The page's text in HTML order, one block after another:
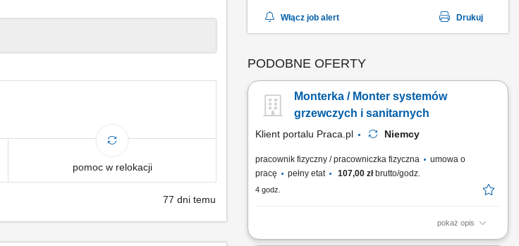
pomoc w relokacji
77 dni temu
Włącz job alert Drukuj
PODOBNE OFERTY
Monterka / Monter systemów
grzewczych i sanitarnych
Klient portalu Praca.pl Niemcy
pracownik fizyczny / pracowniczka fizyczna
umowa o
pracę
pełny etat 107,00 złbrutto/godz.
4 godz.
pokaż opis
Montaż instalacji rurowych, armatury, odpływów; Instalacja